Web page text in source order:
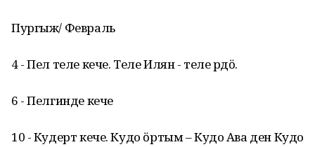
Пургыж/ Февраль
4 - Пел теле кече. Теле Илян - теле рӱдӧ.
6 - Пелгинде кече
10 - Кудерт кече. Кудо ӧртым – Кудо Ава ден Кудо